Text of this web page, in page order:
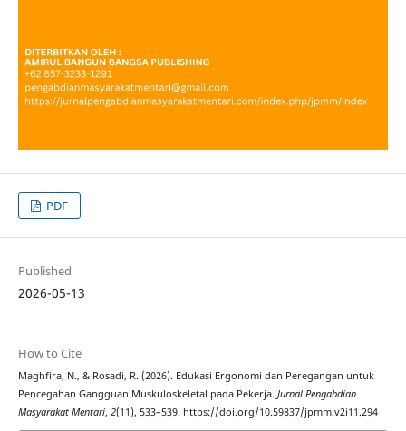
PDF
Published
2026-05-13
How to Cite
Maghfira, N., & Rosadi, R. (2026). Edukasi Ergonomi dan Peregangan untuk
Pencegahan Gangguan Muskuloskeletal pada Pekerja. Jurnal Pengabdian
Masyarakat Mentari, 2(11), 533–539. https://doi.org/10.59837/jpmm.v2i11.294